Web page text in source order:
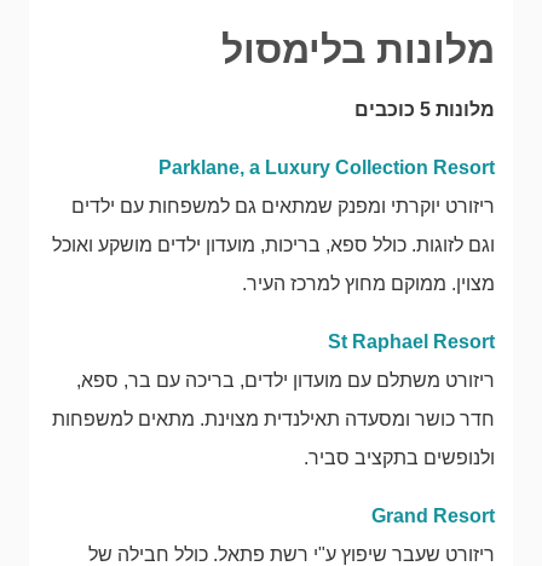
מלונות בלימסול
מלונות 5 כוכבים
Parklane, a Luxury Collection Resort
ריזורט יוקרתי ומפנק שמתאים גם למשפחות עם ילדים
וגם לזוגות. כולל ספא, בריכות, מועדון ילדים מושקע ואוכל
מצוין. ממוקם מחוץ למרכז העיר.
St Raphael Resort
ריזורט משתלם עם מועדון ילדים, בריכה עם בר, ספא,
חדר כושר ומסעדה תאילנדית מצוינת. מתאים למשפחות
ולנופשים בתקציב סביר.
Grand Resort
ריזורט שעבר שיפוץ ע"י רשת פתאל. כולל חבילה של